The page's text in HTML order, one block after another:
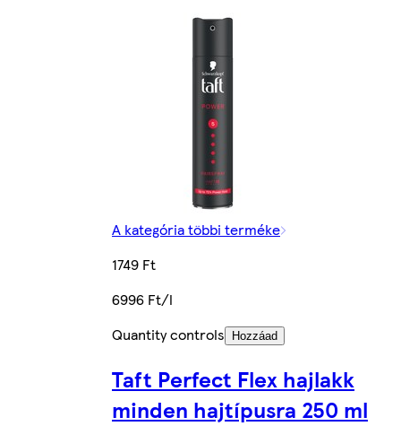
A kategória többi terméke
1749 Ft
6996 Ft/l
Quantity controls
Hozzáad
Taft Perfect Flex hajlakk
minden hajtípusra 250 ml